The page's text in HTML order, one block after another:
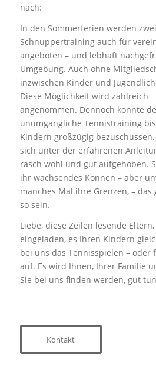
nach:
In den Sommerferien werden
Schnuppertraining auch für
angeboten – und lebhaft
Umgebung. Auch ohne
inzwischen Kinder und
Diese Möglichkeit wird zahlreich
angenommen. Dennoch konnte
unumgängliche Tennistraining
Kindern großzügig
sich unter der erfahrenen
rasch wohl und gut aufgehoben.
ihr wachsendes Können – aber
manches Mal ihre Grenzen, –
so sein.
Liebe, diese Zeilen lesende
eingeladen, es Ihren Kindern
bei uns das Tennisspielen – oder
auf. Es wird Ihnen, Ihrer Familie
Sie bei uns finden werden, gut
Kontakt